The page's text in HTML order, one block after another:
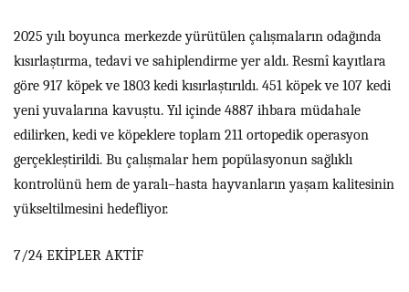
2025 yılı boyunca merkezde yürütülen çalışmaların odağında
kısırlaştırma, tedavi ve sahiplendirme yer aldı. Resmî kayıtlara
göre 917 köpek ve 1803 kedi kısırlaştırıldı. 451 köpek ve 107 kedi
yeni yuvalarına kavuştu. Yıl içinde 4887 ihbara müdahale
edilirken, kedi ve köpeklere toplam 211 ortopedik operasyon
gerçekleştirildi. Bu çalışmalar hem popülasyonun sağlıklı
kontrolünü hem de yaralı–hasta hayvanların yaşam kalitesinin
yükseltilmesini hedefliyor.
7/24 EKİPLER AKTİF